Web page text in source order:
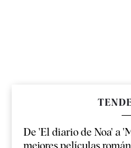
De 'El diario de Noa' a